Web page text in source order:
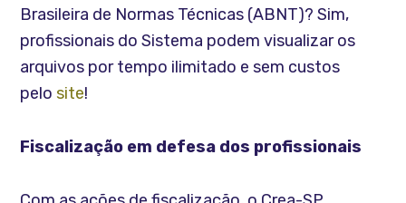
Brasileira de Normas Técnicas (ABNT)? Sim,
profissionais do Sistema podem visualizar os
arquivos por tempo ilimitado e sem custos
pelosite!
Fiscalização em defesa dos profissionais